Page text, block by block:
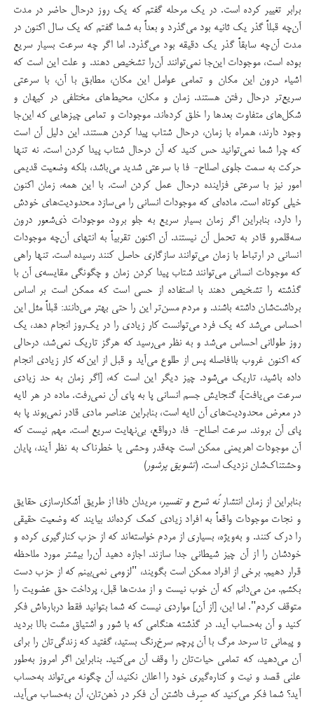
برابر تغییر کرده است. در یک مرحله گفتم که یک روز درحال حاضر در مدت
آن‌چه قبلاً گذر یک ثانیه بود می‌گذرد و بعداً به شما گفتم که یک سال اکنون در
مدت آن‌چه سابقاً گذر یک دقیقه بود می‌گذرد. اما اگر چه سرعت بسیار سریع
بوده است، موجودات این‌جا نمی‌توانند آن‌را تشخیص دهند. و علت این است که
اشیاء درون این مکان و تمامی عوامل این مکان، مطابق با آن، با سرعتی
سریع‌تر درحال رفتن هستند. زمان و مکان، محیط‌های مختلفی در کیهان و
شکل‌های متفاوت بعدها را خلق کرده‌اند. موجودات و تمامی چیزهایی که این‌جا
وجود دارند، همراه با زمان، درحال شتاب پیدا کردن هستند. این دلیل آن است
که چرا شما نمی‌توانید حس کنید که آن درحال شتاب پیدا کردن است. نه تنها
حرکت به سمت جلوی اصلاح- فا با سرعتی شدید می‌باشد، بلکه وضعیت قدیمی
امور نیز با سرعتی فزاینده درحال عمل کردن است. با این همه، زمان اکنون
خیلی کوتاه است. ماده‌ای که موجودات انسانی را می‌سازد محدودیت‌های خودش
را دارد، بنابراین اگر زمان بسیار سریع به جلو برود، موجودات ذی‌شعور درون
سه‌قلمرو قادر به تحمل آن نیستند. آن اکنون تقربیاً به انتهای آن‌چه موجودات
انسانی در ارتباط با زمان می‌توانند سازگاری حاصل کنند رسیده است. تنها راهی
که موجودات انسانی می‌توانند شتاب پیدا کردن زمان و چگونگی مقایسه‌ی آن‌ با
گذشته را تشخیص دهند با استفاده از حسی است که ممکن است بر اساس
برداشت‌شان داشته باشند. و مردم مسن‌‌تر این را حتی بهتر می‌دانند: قبلاً مثل این
احساس می‌شد که یک فرد می‌توانست کار زیادی را در یک‌روز انجام دهد، یک
روز طولانی احساس می‌شد و به نظر می‌رسید که هرگز تاریک نمی‌شد، درحالی
که اکنون غروب بلافاصله پس از طلوع می‌آید و قبل از این‌که کار زیادی انجام
داده باشید، تاریک می‌شود. چیز دیگر این است که، [اگر زمان به حد زیادی
سرعت می‌یافت]، گنجایش جسم انسانی پا به پای آن نمی‌رفت. ماده در هر لایه
در معرض محدودیت‌های آن لایه است، بنابراین عناصر مادی قادر نمی‌بوند پا به
پای آن بروند. سرعت اصلاح- فا، درواقع، بی‌نهایت سریع است. مهم نیست که
آن موجودات اهریمنی ممکن است چه‌قدر وحشی یا خطرناک به نظر آیند، پایان
وحشتناک‌شان نزدیک است. (تشویق پرشور)
بنابراین از زمان انتشارنُه شرح و تفسیر، مریدان دافا از طریق آشکارسازی حقایق
و نجات موجودات واقعاً به افراد زیادی کمک کرده‌‌اند بیایند که وضعیت حقیقی
را درک کنند. و به‌ویژه، بسیاری از مردم خواسته‌اند که از حزب کنارگیری کرده و
خودشان را از آن چیز شیطانی جدا سازند. اجازه دهید آن‌را بیشتر مورد ملاحظه
قرار دهیم. برخی از افراد ممکن است بگویند، "لزومی نمی‌بینم که از حزب دست
بکشم. من می‌دانم که آن خوب نیست و از مدت‌ها قبل، پرداخت حق عضویت را
متوقف کردم". اما این، [از آن] مواردی نیست که شما بتوانید فقط درباره‌اش فکر
کنید و آن به‌حساب آید. در گذشته هنگامی که با شور و اشتیاق مشت بالا بردید
و پیمانی تا سرحد مرگ با آن پرچم سرخ‌رنگ بستید، گفتید که زندگی‌تان را برای
آن می‌دهید، که تمامی حیات‌تان را وقف آن می‌کنید. بنابراین اگر امروز به‌طور
علنی قصد و نیت و کناره‌گیری خود را اعلان نکنید، آن چگونه می‌تواند به‌حساب
آید؟ شما فکر می‌کنید که صِرف داشتن آن فکر در ذهن‌تان، آن به‌حساب می‌آید.